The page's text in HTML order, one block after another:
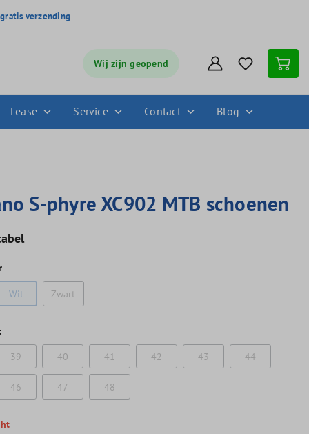
gratis verzending
Wij zijn geopend
Lease Service Contact Blog
S-phyre XC902 MTB schoenen
Wit
Zwart
39
40 41 42 43 44
46 47 48